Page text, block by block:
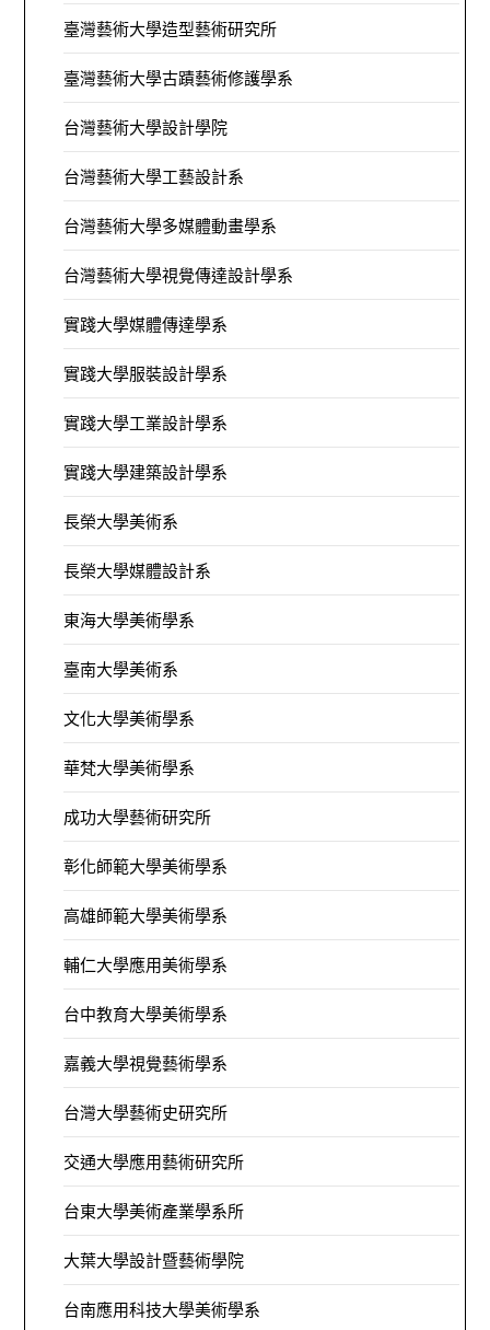
臺灣藝術大學造型藝術研究所
臺灣藝術大學古蹟藝術修護學系
台灣藝術大學設計學院
台灣藝術大學工藝設計系
台灣藝術大學多媒體動畫學系
台灣藝術大學視覺傳達設計學系
實踐大學媒體傳達學系
實踐大學服裝設計學系
實踐大學工業設計學系
實踐大學建築設計學系
長榮大學美術系
長榮大學媒體設計系
東海大學美術學系
臺南大學美術系
文化大學美術學系
華梵大學美術學系
成功大學藝術研究所
彰化師範大學美術學系
高雄師範大學美術學系
輔仁大學應用美術學系
台中教育大學美術學系
嘉義大學視覺藝術學系
台灣大學藝術史研究所
交通大學應用藝術研究所
台東大學美術產業學系所
大葉大學設計暨藝術學院
台南應用科技大學美術學系